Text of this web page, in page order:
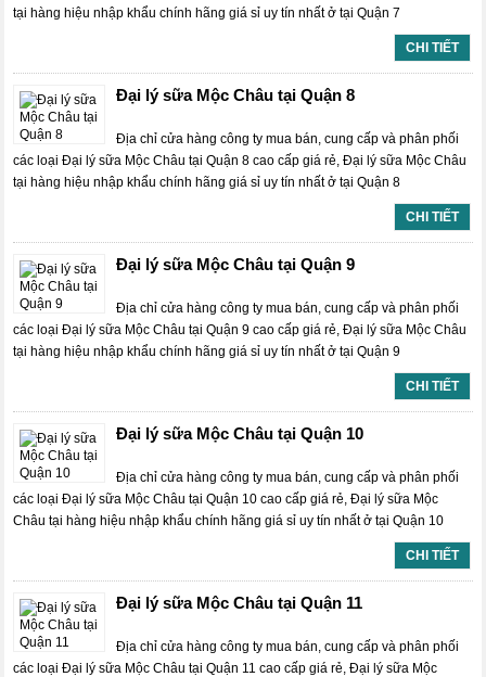
tại hàng hiệu nhập khẩu chính hãng giá sỉ uy tín nhất ở tại Quận 7
CHI TIẾT
Đại lý sữa Mộc Châu tại Quận 8
Địa chỉ cửa hàng công ty mua bán, cung cấp và phân phối
các loại Đại lý sữa Mộc Châu tại Quận 8 cao cấp giá rẻ, Đại lý sữa Mộc Châu
tại hàng hiệu nhập khẩu chính hãng giá sỉ uy tín nhất ở tại Quận 8
CHI TIẾT
Đại lý sữa Mộc Châu tại Quận 9
Địa chỉ cửa hàng công ty mua bán, cung cấp và phân phối
các loại Đại lý sữa Mộc Châu tại Quận 9 cao cấp giá rẻ, Đại lý sữa Mộc Châu
tại hàng hiệu nhập khẩu chính hãng giá sỉ uy tín nhất ở tại Quận 9
CHI TIẾT
Đại lý sữa Mộc Châu tại Quận 10
Địa chỉ cửa hàng công ty mua bán, cung cấp và phân phối
các loại Đại lý sữa Mộc Châu tại Quận 10 cao cấp giá rẻ, Đại lý sữa Mộc
Châu tại hàng hiệu nhập khẩu chính hãng giá sỉ uy tín nhất ở tại Quận 10
CHI TIẾT
Đại lý sữa Mộc Châu tại Quận 11
Địa chỉ cửa hàng công ty mua bán, cung cấp và phân phối
các loại Đại lý sữa Mộc Châu tại Quận 11 cao cấp giá rẻ, Đại lý sữa Mộc